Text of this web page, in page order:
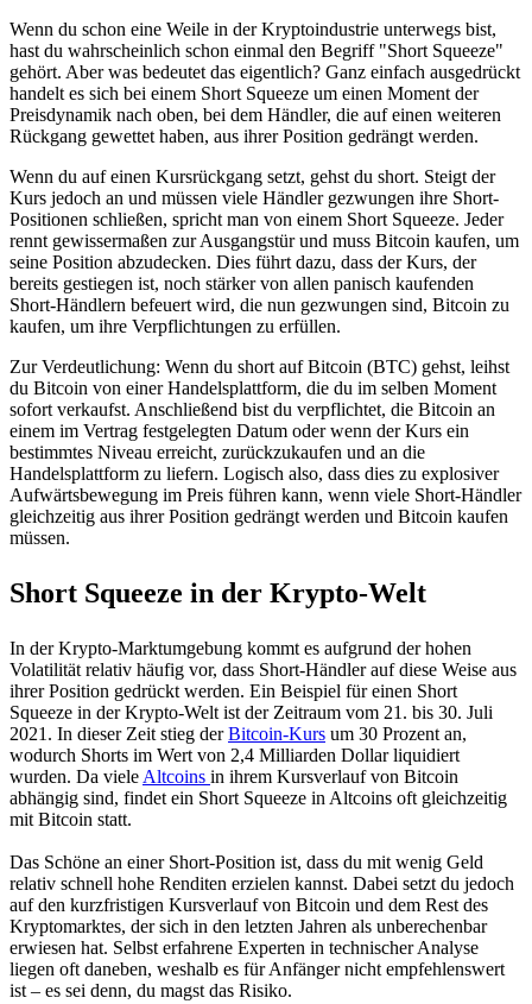
Wenn du schon eine Weile in der Kryptoindustrie unterwegs bist,
hast du wahrscheinlich schon einmal den Begriff "Short Squeeze"
gehört. Aber was bedeutet das eigentlich? Ganz einfach ausgedrückt
handelt es sich bei einem Short Squeeze um einen Moment der
Preisdynamik nach oben, bei dem Händler, die auf einen weiteren
Rückgang gewettet haben, aus ihrer Position gedrängt werden.
Wenn du auf einen Kursrückgang setzt, gehst du short. Steigt der
Kurs jedoch an und müssen viele Händler gezwungen ihre Short-
Positionen schließen, spricht man von einem Short Squeeze. Jeder
rennt gewissermaßen zur Ausgangstür und muss Bitcoin kaufen, um
seine Position abzudecken. Dies führt dazu, dass der Kurs, der
bereits gestiegen ist, noch stärker von allen panisch kaufenden
Short-Händlern befeuert wird, die nun gezwungen sind, Bitcoin zu
kaufen, um ihre Verpflichtungen zu erfüllen.
Zur Verdeutlichung: Wenn du short auf Bitcoin (BTC) gehst, leihst
du Bitcoin von einer Handelsplattform, die du im selben Moment
sofort verkaufst. Anschließend bist du verpflichtet, die Bitcoin an
einem im Vertrag festgelegten Datum oder wenn der Kurs ein
bestimmtes Niveau erreicht, zurückzukaufen und an die
Handelsplattform zu liefern. Logisch also, dass dies zu explosiver
Aufwärtsbewegung im Preis führen kann, wenn viele Short-Händler
gleichzeitig aus ihrer Position gedrängt werden und Bitcoin kaufen
müssen.
Short Squeeze in der Krypto-Welt
In der Krypto-Marktumgebung kommt es aufgrund der hohen
Volatilität relativ häufig vor, dass Short-Händler auf diese Weise aus
ihrer Position gedrückt werden. Ein Beispiel für einen Short
Squeeze in der Krypto-Welt ist der Zeitraum vom 21. bis 30. Juli
2021. In dieser Zeit stieg derBitcoin-Kurs um 30 Prozent an,
wodurch Shorts im Wert von 2,4 Milliarden Dollar liquidiert
wurden. Da viele Altcoins in ihrem Kursverlauf von Bitcoin
abhängig sind, findet ein Short Squeeze in Altcoins oft gleichzeitig
mit Bitcoin statt.
Das Schöne an einer Short-Position ist, dass du mit wenig Geld
relativ schnell hohe Renditen erzielen kannst. Dabei setzt du jedoch
auf den kurzfristigen Kursverlauf von Bitcoin und dem Rest des
Kryptomarktes, der sich in den letzten Jahren als unberechenbar
erwiesen hat. Selbst erfahrene Experten in technischer Analyse
liegen oft daneben, weshalb es für Anfänger nicht empfehlenswert
ist – es sei denn, du magst das Risiko.